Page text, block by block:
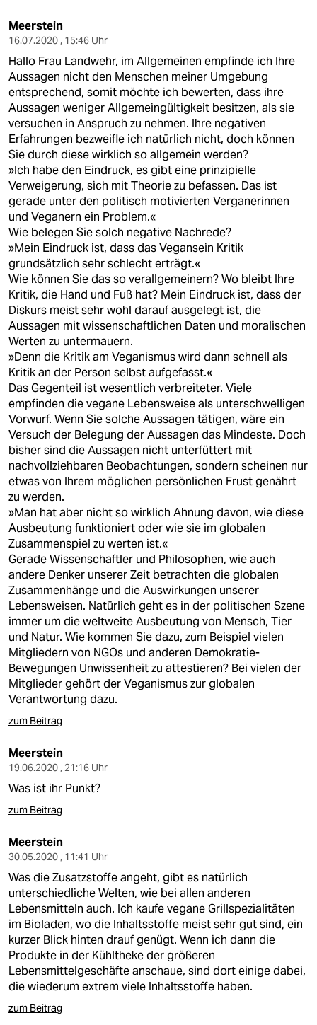
Meerstein
16.07.2020 , 15:46 Uhr
Hallo Frau Landwehr, im Allgemeinen empfinde ich Ihre
Aussagen nicht den Menschen meiner Umgebung
entsprechend, somit möchte ich bewerten, dass ihre
Aussagen weniger Allgemeingültigkeit besitzen, als sie
versuchen in Anspruch zu nehmen. Ihre negativen
Erfahrungen bezweifle ich natürlich nicht, doch können
Sie durch diese wirklich so allgemein werden?
»Ich habe den Eindruck, es gibt eine prinzipielle
Verweigerung, sich mit Theorie zu befassen. Das ist
gerade unter den politisch motivierten Verganerinnen
und Veganern ein Problem.«
Wie belegen Sie solch negative Nachrede?
»Mein Eindruck ist, dass das Vegansein Kritik
grundsätzlich sehr schlecht erträgt.«
Wie können Sie das so verallgemeinern? Wo bleibt Ihre
Kritik, die Hand und Fuß hat? Mein Eindruck ist, dass der
Diskurs meist sehr wohl darauf ausgelegt ist, die
Aussagen mit wissenschaftlichen Daten und moralischen
Werten zu untermauern.
»Denn die Kritik am Veganismus wird dann schnell als
Kritik an der Person selbst aufgefasst.«
Das Gegenteil ist wesentlich verbreiteter. Viele
empfinden die vegane Lebensweise als unterschwelligen
Vorwurf. Wenn Sie solche Aussagen tätigen, wäre ein
Versuch der Belegung der Aussagen das Mindeste. Doch
bisher sind die Aussagen nicht unterfüttert mit
nachvollziehbaren Beobachtungen, sondern scheinen nur
etwas von Ihrem möglichen persönlichen Frust genährt
zu werden.
»Man hat aber nicht so wirklich Ahnung davon, wie diese
Ausbeutung funktioniert oder wie sie im globalen
Zusammenspiel zu werten ist.«
Gerade Wissenschaftler und Philosophen, wie auch
andere Denker unserer Zeit betrachten die globalen
Zusammenhänge und die Auswirkungen unserer
Lebensweisen. Natürlich geht es in der politischen Szene
immer um die weltweite Ausbeutung von Mensch, Tier
und Natur. Wie kommen Sie dazu, zum Beispiel vielen
Mitgliedern von NGOs und anderen Demokratie-
Bewegungen Unwissenheit zu attestieren? Bei vielen der
Mitglieder gehört der Veganismus zur globalen
Verantwortung dazu.
zum Beitrag
Meerstein
19.06.2020 , 21:16 Uhr
Was ist ihr Punkt?
zum Beitrag
Meerstein
30.05.2020 , 11:41 Uhr
Was die Zusatzstoffe angeht, gibt es natürlich
unterschiedliche Welten, wie bei allen anderen
Lebensmitteln auch. Ich kaufe vegane Grillspezialitäten
im Bioladen, wo die Inhaltsstoffe meist sehr gut sind, ein
kurzer Blick hinten drauf genügt. Wenn ich dann die
Produkte in der Kühltheke der größeren
Lebensmittelgeschäfte anschaue, sind dort einige dabei,
die wiederum extrem viele Inhaltsstoffe haben.
zum Beitrag